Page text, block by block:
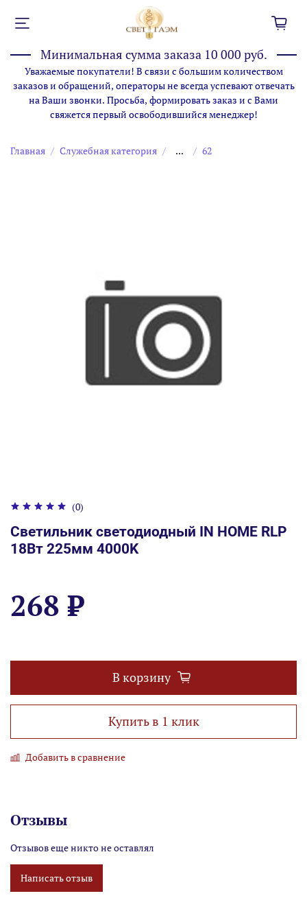
Минимальная сумма заказа 10 000 руб.
Уважаемые покупатели! В связи с большим количеством
заказов и обращений, операторы не всегда успевают отвечать
на Ваши звонки. Просьба, формировать заказ и с Вами
свяжется первый освободившийся менеджер!
Главная Служебная категория ... 62
(0)
Светильник светодиодный IN HOME RLP
18Вт 225мм 4000K
268 ₽
В корзину
Купить в 1 клик
Добавить в сравнение
Отзывы
Отзывов еще никто не оставлял
Написать отзыв